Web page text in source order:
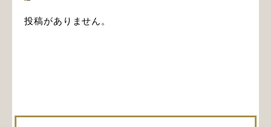
投稿がありません。